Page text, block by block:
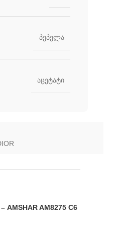
პეპელა
აცეტატი
AMSHAR AM8275 C6